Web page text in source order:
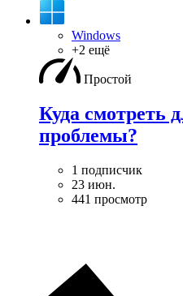
Windows
+2 ещё
Простой
Куда смотреть
проблемы?
1 подписчик
23 июн.
441 просмотр